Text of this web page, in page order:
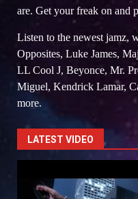
are. Get your freak on and
Listen to the newest jamz,
Opposites, Luke James,
LL Cool J, Beyonce, Mr.
Miguel, Kendrick Lamar,
more.
LATEST VIDEO